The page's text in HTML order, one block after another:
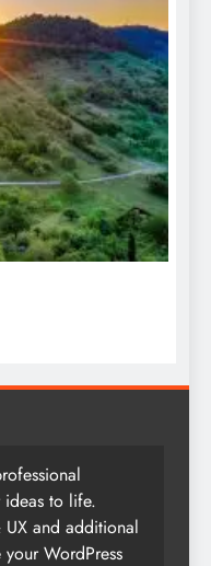
ideas to life.
and additional
WordPress